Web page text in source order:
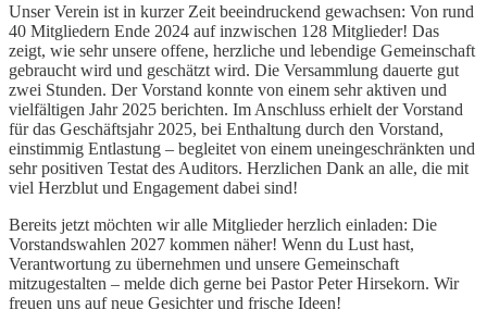
Unser Verein ist in kurzer Zeit beeindruckend gewachsen: Von rund
40 Mitgliedern Ende 2024 auf inzwischen 128 Mitglieder! Das
zeigt, wie sehr unsere offene, herzliche und lebendige Gemeinschaft
gebraucht wird und geschätzt wird. Die Versammlung dauerte gut
zwei Stunden. Der Vorstand konnte von einem sehr aktiven und
vielfältigen Jahr 2025 berichten. Im Anschluss erhielt der Vorstand
für das Geschäftsjahr 2025, bei Enthaltung durch den Vorstand,
einstimmig Entlastung – begleitet von einem uneingeschränkten und
sehr positiven Testat des Auditors. Herzlichen Dank an alle, die mit
viel Herzblut und Engagement dabei sind!
Bereits jetzt möchten wir alle Mitglieder herzlich einladen: Die
Vorstandswahlen 2027 kommen näher! Wenn du Lust hast,
Verantwortung zu übernehmen und unsere Gemeinschaft
mitzugestalten – melde dich gerne bei Pastor Peter Hirsekorn. Wir
freuen uns auf neue Gesichter und frische Ideen!